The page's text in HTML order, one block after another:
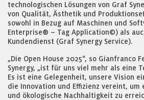
technologischen Lösungen von Graf
von Qualität, Ästhetik und
sowohl in Bezug auf Maschinen und
Enterprise® – Tag Application©) als
Kundendienst (Graf Synergy Service).
„Die Open House 2025“, so Gianfranco
Synergy, „ist für uns viel mehr als eine
Es ist eine Gelegenheit, unsere Vision
die Innovation und Effizienz vereint,
und ökologische Nachhaltigkeit zu